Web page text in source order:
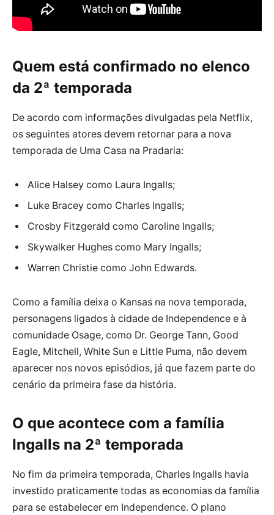
Quem está confirmado no elenco
da 2ª temporada
De acordo com informações divulgadas pela Netflix,
os seguintes atores devem retornar para a nova
temporada de Uma Casa na Pradaria:
Alice Halsey como Laura Ingalls;
Luke Bracey como Charles Ingalls;
Crosby Fitzgerald como Caroline Ingalls;
Skywalker Hughes como Mary Ingalls;
Warren Christie como John Edwards.
Como a família deixa o Kansas na nova temporada,
personagens ligados à cidade de Independence e à
comunidade Osage, como Dr. George Tann, Good
Eagle, Mitchell, White Sun e Little Puma, não devem
aparecer nos novos episódios, já que fazem parte do
cenário da primeira fase da história.
O que acontece com a família
Ingalls na 2ª temporada
No fim da primeira temporada, Charles Ingalls havia
investido praticamente todas as economias da família
para se estabelecer em Independence. O plano